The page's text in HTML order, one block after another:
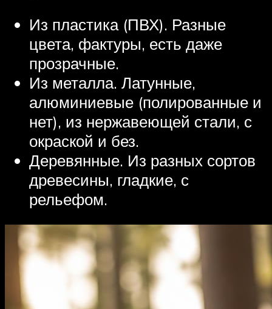
Из пластика (ПВХ). Разные
цвета, фактуры, есть даже
прозрачные.
Из металла. Латунные,
алюминиевые (полированные и
нет), из нержавеющей стали, с
окраской и без.
Деревянные. Из разных сортов
древесины, гладкие, с
рельефом.